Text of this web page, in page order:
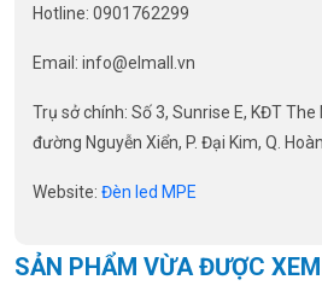
Hotline: 0901762299
Email: info@elmall.vn
Trụ sở chính: Số 3, Sunrise E, KĐT
đường Nguyễn Xiển, P. Đại Kim, Q.
Website: Đèn led MPE
SẢN PHẨM VỪA ĐƯỢC XEM